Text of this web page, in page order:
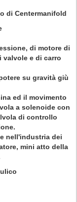
di Centermanifold
di motore di
valvole e di carro
su gravità giù
ed il movimento
a solenoide con
di controllo
nell'industria dei
mini atto della